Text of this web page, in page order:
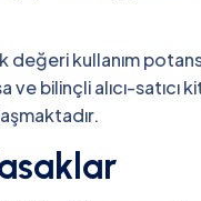
kullanım
bilinçli alıcı-satıcı